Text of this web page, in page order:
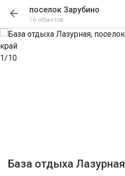
поселок Зарубино
16 объектов
1/10
База отдыха Лазурная